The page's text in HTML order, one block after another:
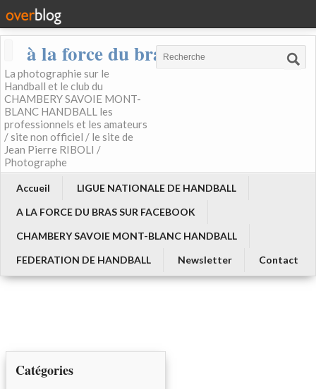
à la force du bras
La photographie sur le
Handball et le club du
CHAMBERY SAVOIE MONT-
BLANC HANDBALL les
professionnels et les amateurs
/ site non officiel / le site de
Jean Pierre RIBOLI /
Photographe
Accueil
LIGUE NATIONALE DE HANDBALL
A LA FORCE DU BRAS SUR FACEBOOK
CHAMBERY SAVOIE MONT-BLANC HANDBALL
FEDERATION DE HANDBALL
Newsletter Contact
Catégories